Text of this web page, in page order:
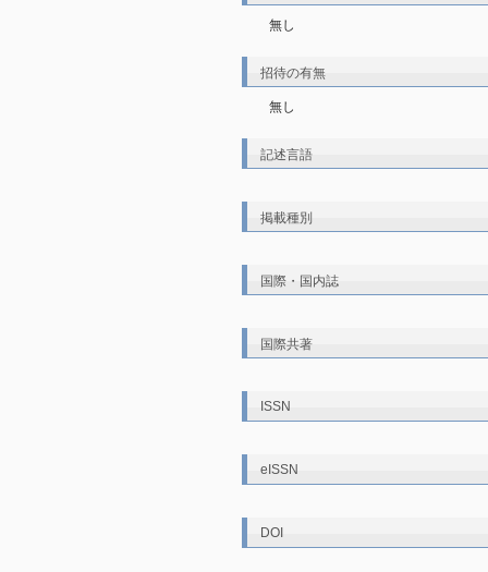
無し
招待の有無
無し
記述言語
掲載種別
国際・国内誌
国際共著
ISSN
eISSN
DOI